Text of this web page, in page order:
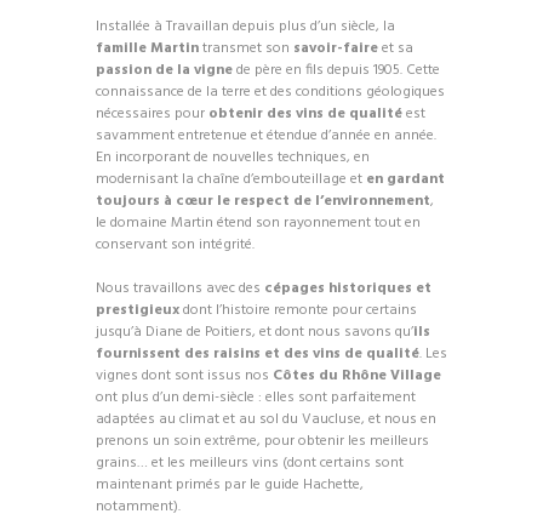
Installée à Travaillan depuis plus d’un siècle, la
famille Martintransmet son savoir-faireet sa
passion de la vignede père en fils depuis 1905. Cette
connaissance de la terre et des conditions géologiques
nécessaires pour obtenir des vins de qualitéest
savamment entretenue et étendue d’année en année.
En incorporant de nouvelles techniques, en
modernisant la chaîne d’embouteillage et en gardant
toujours à cœur le respect de l’environnement,
le domaine Martin étend son rayonnement tout en
conservant son intégrité.
Nous travaillons avec des cépages historiques et
prestigieuxdont l’histoire remonte pour certains
jusqu’à Diane de Poitiers, et dont nous savons qu’ils
fournissent des raisins et des vins de qualité. Les
vignes dont sont issus nos Côtes du Rhône Village
ont plus d’un demi-siècle : elles sont parfaitement
adaptées au climat et au sol du Vaucluse, et nous en
prenons un soin extrême, pour obtenir les meilleurs
grains… et les meilleurs vins (dont certains sont
maintenant primés par le guide Hachette,
notamment).